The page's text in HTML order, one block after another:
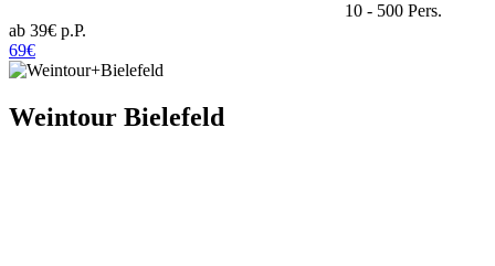
10 - 500 Pers.
ab 39€ p.P.
69€
Weintour Bielefeld